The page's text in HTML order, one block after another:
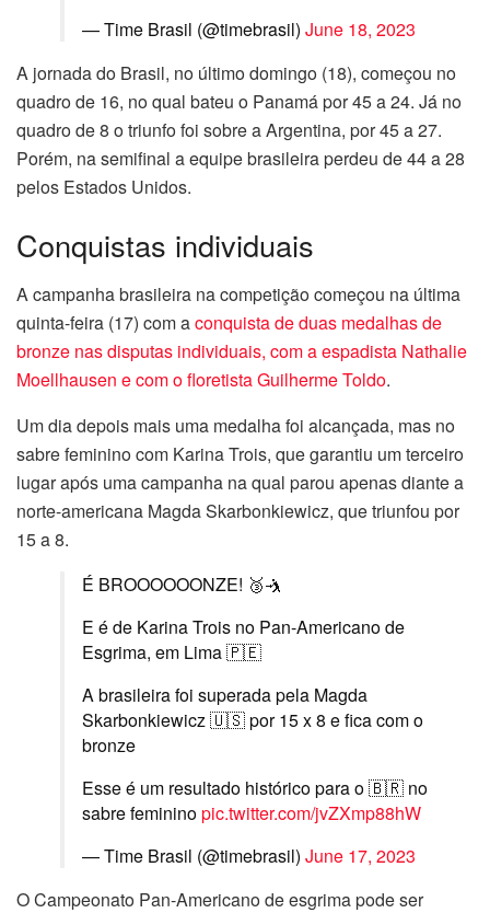
— Time Brasil (@timebrasil) June 18, 2023
A jornada do Brasil, no último domingo (18), começou no
quadro de 16, no qual bateu o Panamá por 45 a 24. Já no
quadro de 8 o triunfo foi sobre a Argentina, por 45 a 27.
Porém, na semifinal a equipe brasileira perdeu de 44 a 28
pelos Estados Unidos.
Conquistas individuais
A campanha brasileira na competição começou na última
quinta-feira (17) com aconquista de duas medalhas de
bronze nas disputas individuais, com a espadista Nathalie
Moellhausen e com o floretista Guilherme Toldo.
Um dia depois mais uma medalha foi alcançada, mas no
sabre feminino com Karina Trois, que garantiu um terceiro
lugar após uma campanha na qual parou apenas diante a
norte-americana Magda Skarbonkiewicz, que triunfou por
15 a 8.
É BROOOOOONZE! 🥉🤺
E é de Karina Trois no Pan-Americano de
Esgrima, em Lima 🇵🇪
A brasileira foi superada pela Magda
Skarbonkiewicz 🇺🇸 por 15 x 8 e fica com o
bronze
Esse é um resultado histórico para o 🇧🇷 no
sabre femininopic.twitter.com/jvZXmp88hW
— Time Brasil (@timebrasil) June 17, 2023
O Campeonato Pan-Americano de esgrima pode ser